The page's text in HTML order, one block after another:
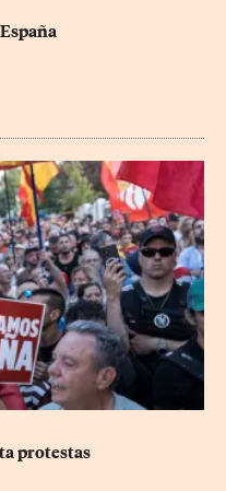
protestas